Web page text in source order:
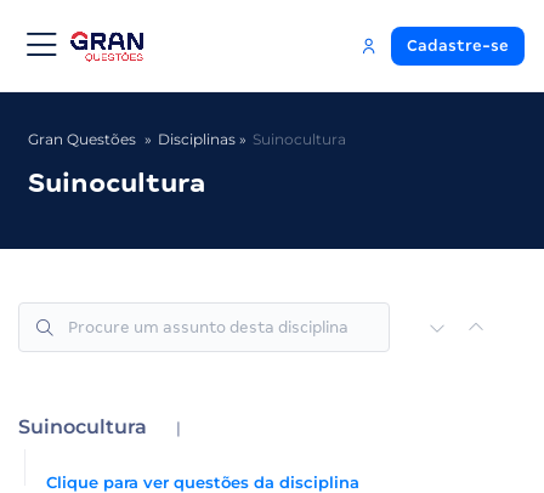
Cadastre-se
Gran Questões Disciplinas Suinocultura
Suinocultura
Suinocultura |
Clique para ver questões da disciplina